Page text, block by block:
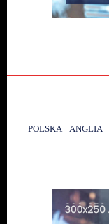
POLSKA ANGLIA